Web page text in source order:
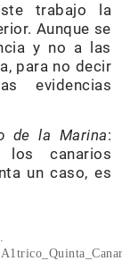
trabajo la
Aunque se
y no a las
para no decir
evidencias
de la Marina:
canarios
un caso, es